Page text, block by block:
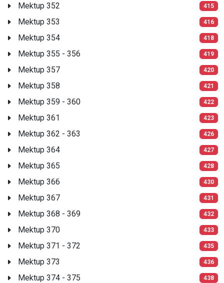
Mektup 352 415
Mektup 353 416
Mektup 354 418
Mektup 355 - 356 419
Mektup 357 420
Mektup 358 421
Mektup 359 - 360 422
Mektup 361 423
Mektup 362 - 363 426
Mektup 364 427
Mektup 365 428
Mektup 366 430
Mektup 367 431
Mektup 368 - 369 432
Mektup 370 433
Mektup 371 - 372 435
Mektup 373 436
Mektup 374 - 375 438